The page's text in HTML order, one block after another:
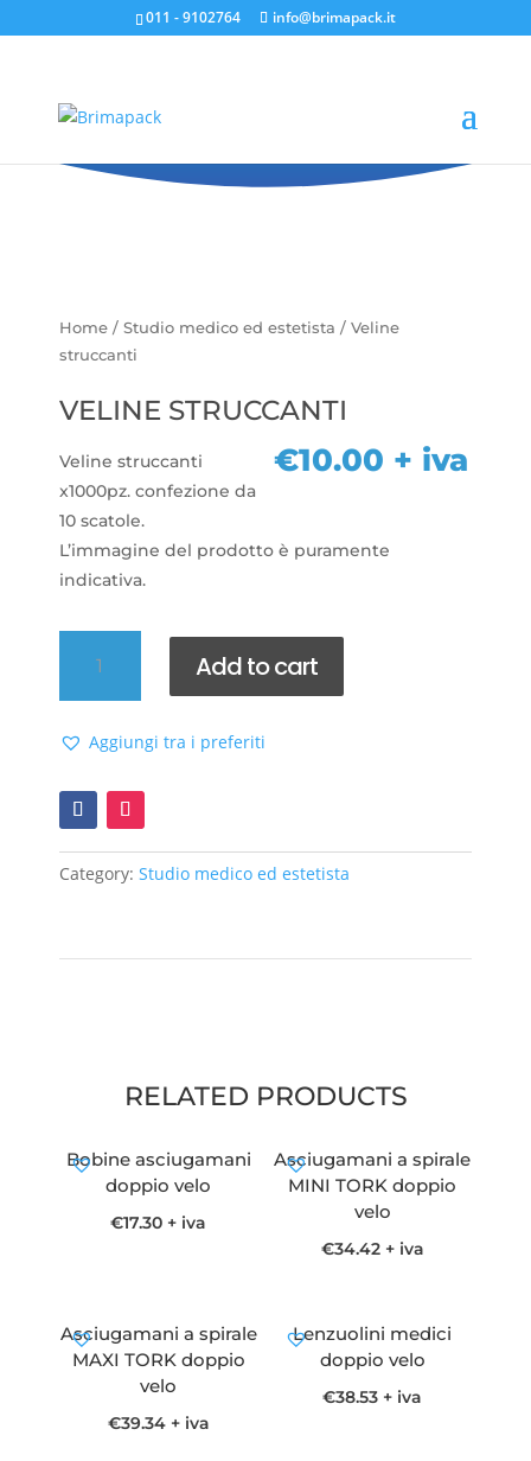
011 - 9102764 info@brimapack.it
Veline struccanti
Home / Studio medico ed estetista / Veline
struccanti
VELINE STRUCCANTI
€10.00 + iva
Veline struccanti
x1000pz. confezione da
10 scatole.
L’immagine del prodotto è puramente
indicativa.
struccanti
quantity
Add to cart
Aggiungi tra i preferiti
Category: Studio medico ed estetista
RELATED PRODUCTS
Bobine asciugamani
doppio velo
€17.30 + iva
Asciugamani a spirale
MINI TORK doppio
velo
€34.42 + iva
Asciugamani a spirale
MAXI TORK doppio
velo
€39.34 + iva
Lenzuolini medici
doppio velo
€38.53 + iva